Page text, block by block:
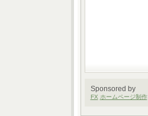
Sponsored by
FX ホームページ制作